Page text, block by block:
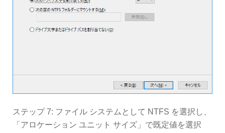
ステップ 7: ファイル システムとして NTFS を選択し、
「アロケーション ユニット サイズ」で既定値を選択